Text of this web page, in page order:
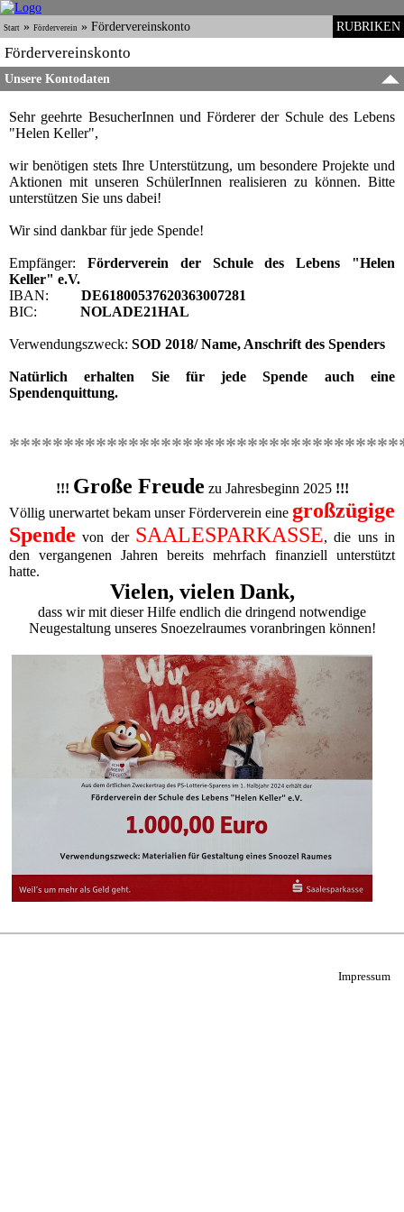
RUBRIKEN
Start » Förderverein » Fördervereinskonto
Fördervereinskonto
Unsere Kontodaten
Sehr geehrte BesucherInnen und Förderer der Schule des Lebens
"Helen Keller",
wir benötigen stets Ihre Unterstützung, um besondere Projekte und
Aktionen mit unseren SchülerInnen realisieren zu können. Bitte
unterstützen Sie uns dabei!
Wir sind dankbar für jede Spende!
Empfänger: Förderverein der Schule des Lebens "Helen
Keller" e.V.
IBAN: DE61800537620363007281
BIC: NOLADE21HAL
Verwendungszweck: SOD 2018/ Name, Anschrift des Spenders
Natürlich erhalten Sie für jede Spende auch eine
Spendenquittung.
!!! Große Freude zu Jahresbeginn 2025 !!!
Völlig unerwartet bekam unser Förderverein eine großzügige
Spende von der SAALESPARKASSE, die uns in
den vergangenen Jahren bereits mehrfach finanziell unterstützt
hatte.
Vielen, vielen Dank,
dass wir mit dieser Hilfe endlich die dringend notwendige
Neugestaltung unseres Snoezelraumes voranbringen können!
Impressum